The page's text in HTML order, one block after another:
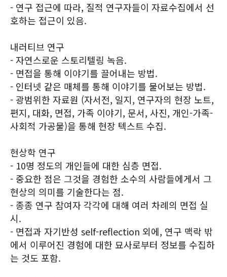
- 연구 접근에 따라, 질적 연구자들이 자료수집에서 선
호하는 접근이 있음.
내러티브 연구
- 자연스로운 스토리텔링 녹음.
- 면접을 통해 이야기를 끌어내는 방법.
- 인터넷 같은 매체를 통해 이야기를 물어보는 방법.
- 광범위한 자료원 (자서전, 일지, 연구자의 현장 노트,
편지, 대화, 면접, 가족 이야기, 문서, 사진, 개인-가족-
사회적 가공물)을 통해 현장 텍스트 수집.
현상학 연구
- 10명 정도의 개인들에 대한 심층 면접.
- 중요한 점은 그것을 경험한 소수의 사람들에게서 그
현상의 의미를 기술한다는 점.
- 종종 연구 참여자 각각에 대해 여러 차례의 면접 실
시.
- 면접과 자기반성 self-reflection 외에, 연구 맥락 밖
에서 이루어진 경험에 대한 묘사로부터 정보를 수집하
는 것도 포함.